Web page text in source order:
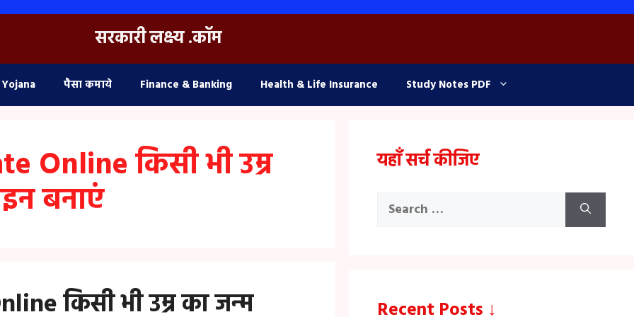
सरकारी लक्ष्य .कॉम
पैसा कमाये Finance & Banking Health & Life Insurance Study Notes PDF
Online किसी भी उम्र
बनाएं
किसी भी उम्र का जन्म
यहाँ सर्च कीजिए
Search
Recent Posts ↓